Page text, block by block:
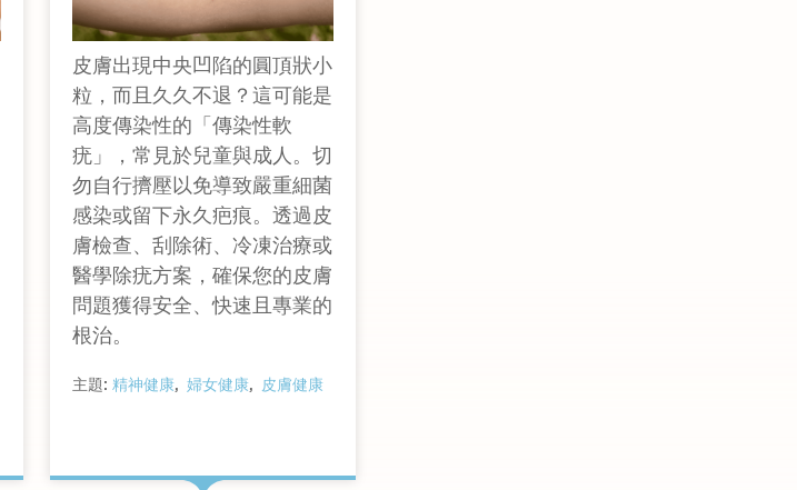
皮膚出現中央凹陷的圓頂狀小
粒，而且久久不退？這可能是
高度傳染性的「傳染性軟
疣」，常見於兒童與成人。切
勿自行擠壓以免導致嚴重細菌
感染或留下永久疤痕。透過皮
膚檢查、刮除術、冷凍治療或
醫學除疣方案，確保您的皮膚
問題獲得安全、快速且專業的
根治。
主題: 精神健康 婦女健康 皮膚健康